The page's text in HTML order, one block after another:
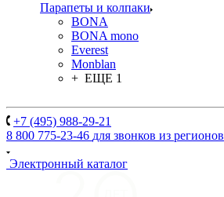
Парапеты и колпаки
BONA
BONA mono
Everest
Monblan
+ ЕЩЕ 1
+7 (495) 988-29-21
8 800 775-23-46 для звонков из регионов
Электронный каталог